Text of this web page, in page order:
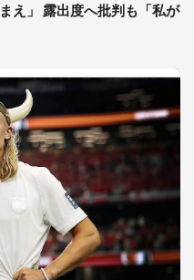
え」 露出度へ批判も「私が